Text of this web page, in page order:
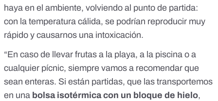
haya en el ambiente, volviendo al punto de partida:
con la temperatura cálida, se podrían reproducir muy
rápido y causarnos una intoxicación.
“En caso de llevar frutas a la playa, a la piscina o a
cualquier pícnic, siempre vamos a recomendar que
sean enteras. Si están partidas, que las transportemos
en una bolsa isotérmica con un bloque de hielo,